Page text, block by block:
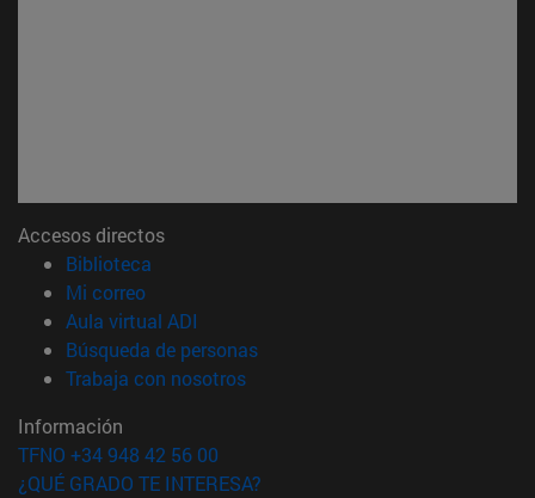
Accesos directos
Biblioteca
Mi correo(abre en nueva ventana)
Aula virtual ADI
Búsqueda de personas(abre en nueva ventana)
Trabaja con nosotros(abre en nueva ventana)
Información
TFNO +34 948 42 56 00
¿QUÉ GRADO TE INTERESA?